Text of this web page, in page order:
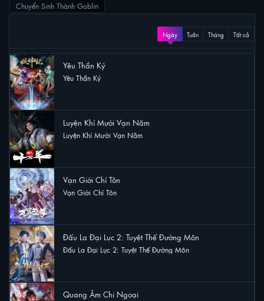
Chuyển Sinh Thành Goblin
Ngày Tuần Tháng Tất cả
Yêu Thần Ký
Yêu Thần Ký
Luyện Khí Mười Vạn Năm
Luyện Khí Mười Vạn Năm
Vạn Giới Chí Tôn
Vạn Giới Chí Tôn
Đấu La Đại Lục 2: Tuyệt Thế Đường Môn
Đấu La Đại Lục 2: Tuyệt Thế Đường Môn
Quang Âm Chi Ngoại